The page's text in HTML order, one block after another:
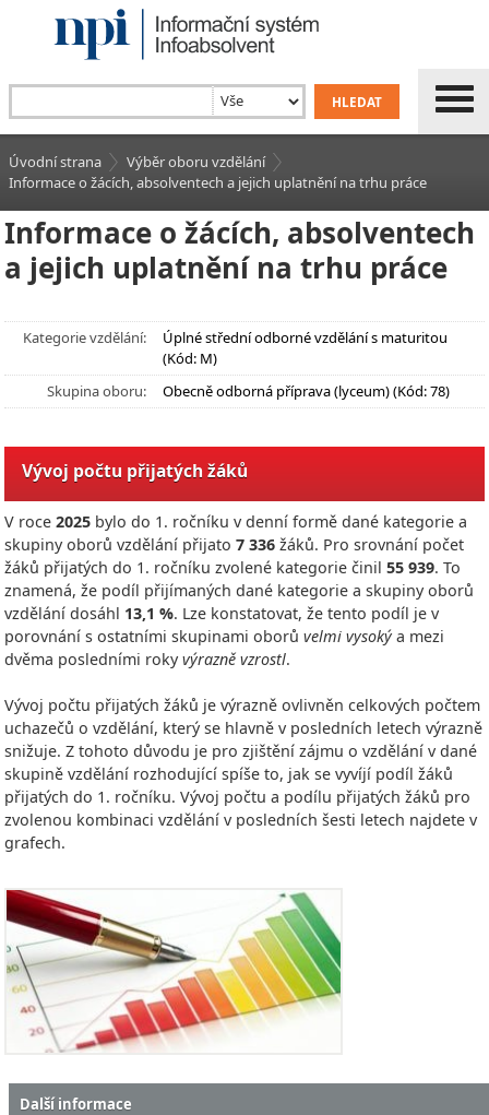
Úvodní strana
Výběr oboru vzdělání
Informace o žácích, absolventech a jejich uplatnění na trhu práce
Informace o žácích, absolventech
a jejich uplatnění na trhu práce
Kategorie vzdělání:
Úplné střední odborné vzdělání s maturitou
(Kód: M)
Skupina oboru:
Obecně odborná příprava (lyceum) (Kód: 78)
Vývoj počtu přijatých žáků
V roce 2025 bylo do 1. ročníku v denní formě dané kategorie a
skupiny oborů vzdělání přijato 7 336 žáků. Pro srovnání počet
žáků přijatých do 1. ročníku zvolené kategorie činil 55 939. To
znamená, že podíl přijímaných dané kategorie a skupiny oborů
vzdělání dosáhl 13,1 %. Lze konstatovat, že tento podíl je v
porovnání s ostatními skupinami oborů velmi vysokýa mezi
dvěma posledními rokyvýrazně vzrostl.
Vývoj počtu přijatých žáků je výrazně ovlivněn celkových počtem
uchazečů o vzdělání, který se hlavně v posledních letech výrazně
snižuje. Z tohoto důvodu je pro zjištění zájmu o vzdělání v dané
skupině vzdělání rozhodující spíše to, jak se vyvíjí podíl žáků
přijatých do 1. ročníku. Vývoj počtu a podílu přijatých žáků pro
zvolenou kombinaci vzdělání v posledních šesti letech najdete v
grafech.
Další informace